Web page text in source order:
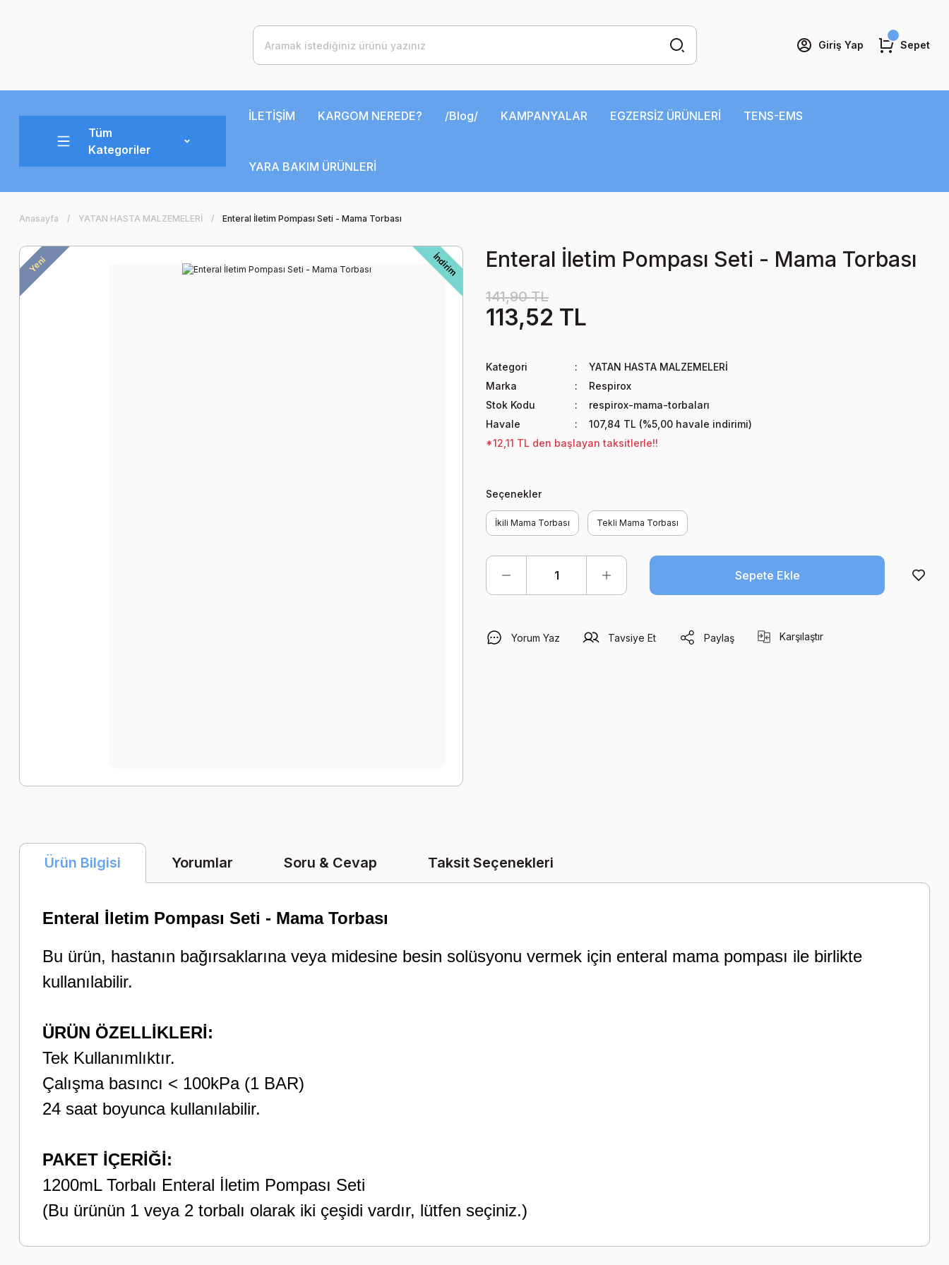
Giriş Yap Sepet
Tüm
Kategoriler
İLETİŞİM KARGOM NEREDE? /Blog/ KAMPANYALAR EGZERSİZ ÜRÜNLERİ TENS-EMS
YARA BAKIM ÜRÜNLERİ
Anasayfa YATAN HASTA MALZEMELERİ Enteral İletim Pompası Seti - Mama Torbası
Yeni İndirim Enteral İletim Pompası Seti - Mama Torbası
141,90 TL
113,52 TL
Kategori
YATAN HASTA MALZEMELERİ
Marka
Respirox
Stok Kodu
respirox-mama-torbaları
Havale
107,84 TL (%5,00 havale indirimi)
*12,11 TL den başlayan taksitlerle!!
Seçenekler
İkili Mama Torbası Tekli Mama Torbası
Sepete Ekle
Yorum Yaz Tavsiye Et Paylaş Karşılaştır
Ürün Bilgisi Yorumlar Soru & Cevap Taksit Seçenekleri
Enteral İletim Pompası Seti - Mama Torbası
Bu ürün, hastanın bağırsaklarına veya midesine besin solüsyonu vermek için enteral mama pompası ile birlikte
kullanılabilir.
ÜRÜN ÖZELLİKLERİ:
Tek Kullanımlıktır.
Çalışma basıncı < 100kPa (1 BAR)
24 saat boyunca kullanılabilir.
PAKET İÇERİĞİ:
1200mL Torbalı Enteral İletim Pompası Seti
(Bu ürünün 1 veya 2 torbalı olarak iki çeşidi vardır, lütfen seçiniz.)